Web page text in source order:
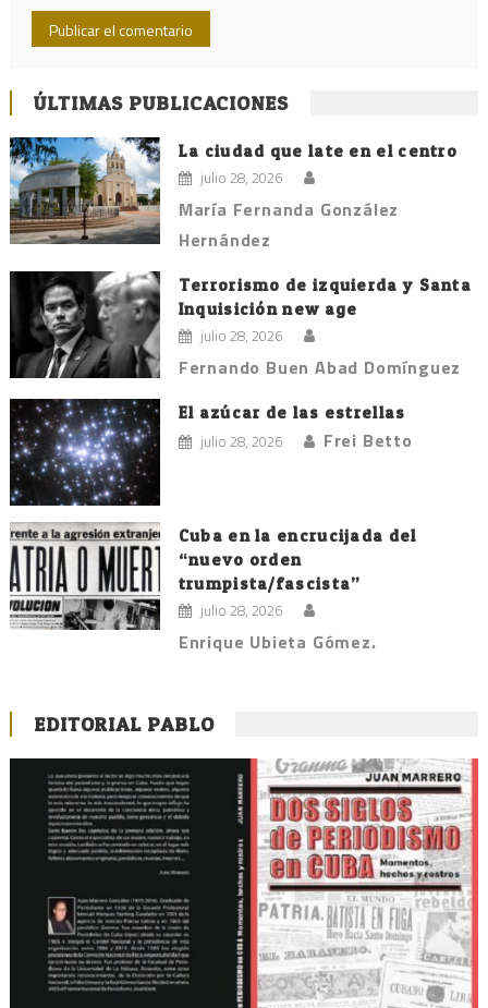
ÚLTIMAS PUBLICACIONES
La ciudad que late en el centro
julio 28, 2026
María Fernanda González
Hernández
Terrorismo de izquierda y Santa
Inquisición new age
julio 28, 2026
Fernando Buen Abad Domínguez
El azúcar de las estrellas
julio 28, 2026 Frei Betto
Cuba en la encrucijada del
“nuevo orden
trumpista/fascista”
julio 28, 2026
Enrique Ubieta Gómez.
EDITORIAL PABLO